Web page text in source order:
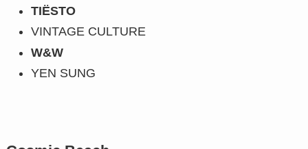
TIËSTO
VINTAGE CULTURE
W&W
YEN SUNG